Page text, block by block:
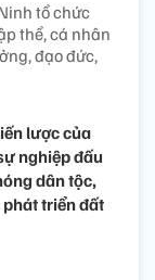
tổ chức
thể, cá nhân
đạo đức,
lược của
nghiệp đấu
dân tộc,
triển đất